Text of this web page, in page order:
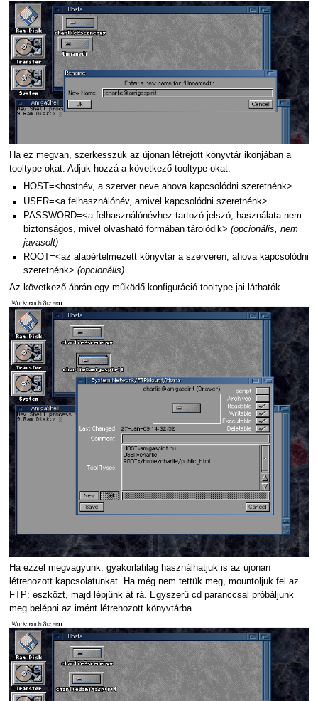
Ha ez megvan, szerkesszük az újonan létrejött könyvtár ikonjában a
tooltype-okat. Adjuk hozzá a következő tooltype-okat:
HOST=<hostnév, a szerver neve ahova kapcsolódni szeretnénk>
USER=<a felhasználónév, amivel kapcsolódni szeretnénk>
PASSWORD=<a felhasználónévhez tartozó jelszó, használata nem
biztonságos, mivel olvasható formában tárolódik> (opcionális, nem
javasolt)
ROOT=<az alapértelmezett könyvtár a szerveren, ahova kapcsolódni
szeretnénk> (opcionális)
Az következő ábrán egy működő konfiguráció tooltype-jai láthatók.
Ha ezzel megvagyunk, gyakorlatilag használhatjuk is az újonan
létrehozott kapcsolatunkat. Ha még nem tettük meg, mountoljuk fel az
FTP: eszközt, majd lépjünk át rá. Egyszerű cd paranccsal próbáljunk
meg belépni az imént létrehozott könyvtárba.